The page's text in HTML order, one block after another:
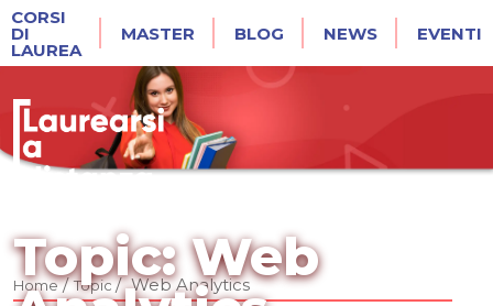
CORSI
DI
LAUREA
MASTER BLOG NEWS EVENTI
Topic: Web
Home/ Topic/ Web Analytics